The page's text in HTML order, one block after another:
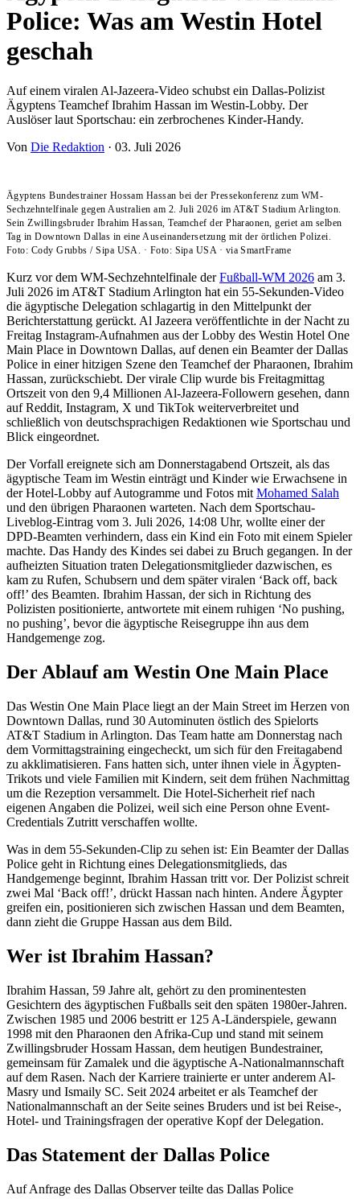
Police: Was am Westin Hotel
geschah
Auf einem viralen Al-Jazeera-Video schubst ein Dallas-Polizist
Ägyptens Teamchef Ibrahim Hassan im Westin-Lobby. Der
Auslöser laut Sportschau: ein zerbrochenes Kinder-Handy.
Von Die Redaktion · 03. Juli 2026
Ägyptens Bundestrainer Hossam Hassan bei der Pressekonferenz zum WM-
Sechzehntelfinale gegen Australien am 2. Juli 2026 im AT&T Stadium Arlington.
Sein Zwillingsbruder Ibrahim Hassan, Teamchef der Pharaonen, geriet am selben
Tag in Downtown Dallas in eine Auseinandersetzung mit der örtlichen Polizei.
Foto: Cody Grubbs / Sipa USA. · Foto: Sipa USA · via SmartFrame
Kurz vor dem WM-Sechzehntelfinale derFußball-WM 2026 am 3.
Juli 2026 im AT&T Stadium Arlington hat ein 55-Sekunden-Video
die ägyptische Delegation schlagartig in den Mittelpunkt der
Berichterstattung gerückt. Al Jazeera veröffentlichte in der Nacht zu
Freitag Instagram-Aufnahmen aus der Lobby des Westin Hotel One
Main Place in Downtown Dallas, auf denen ein Beamter der Dallas
Police in einer hitzigen Szene den Teamchef der Pharaonen, Ibrahim
Hassan, zurückschiebt. Der virale Clip wurde bis Freitagmittag
Ortszeit von den 9,4 Millionen Al-Jazeera-Followern gesehen, dann
auf Reddit, Instagram, X und TikTok weiterverbreitet und
schließlich von deutschsprachigen Redaktionen wie Sportschau und
Blick eingeordnet.
Der Vorfall ereignete sich am Donnerstagabend Ortszeit, als das
ägyptische Team im Westin einträgt und Kinder wie Erwachsene in
der Hotel-Lobby auf Autogramme und Fotos mitMohamed Salah
und den übrigen Pharaonen warteten. Nach dem Sportschau-
Liveblog-Eintrag vom 3. Juli 2026, 14:08 Uhr, wollte einer der
DPD-Beamten verhindern, dass ein Kind ein Foto mit einem Spieler
machte. Das Handy des Kindes sei dabei zu Bruch gegangen. In der
aufheizten Situation traten Delegationsmitglieder dazwischen, es
kam zu Rufen, Schubsern und dem später viralen ‘Back off, back
off!’ des Beamten. Ibrahim Hassan, der sich in Richtung des
Polizisten positionierte, antwortete mit einem ruhigen ‘No pushing,
no pushing’, bevor die ägyptische Reisegruppe ihn aus dem
Handgemenge zog.
Der Ablauf am Westin One Main Place
Das Westin One Main Place liegt an der Main Street im Herzen von
Downtown Dallas, rund 30 Autominuten östlich des Spielorts
AT&T Stadium in Arlington. Das Team hatte am Donnerstag nach
dem Vormittagstraining eingecheckt, um sich für den Freitagabend
zu akklimatisieren. Fans hatten sich, unter ihnen viele in Ägypten-
Trikots und viele Familien mit Kindern, seit dem frühen Nachmittag
um die Rezeption versammelt. Die Hotel-Sicherheit rief nach
eigenen Angaben die Polizei, weil sich eine Person ohne Event-
Credentials Zutritt verschaffen wollte.
Was in dem 55-Sekunden-Clip zu sehen ist: Ein Beamter der Dallas
Police geht in Richtung eines Delegationsmitglieds, das
Handgemenge beginnt, Ibrahim Hassan tritt vor. Der Polizist schreit
zwei Mal ‘Back off!’, drückt Hassan nach hinten. Andere Ägypter
greifen ein, positionieren sich zwischen Hassan und dem Beamten,
dann zieht die Gruppe Hassan aus dem Bild.
Wer ist Ibrahim Hassan?
Ibrahim Hassan, 59 Jahre alt, gehört zu den prominentesten
Gesichtern des ägyptischen Fußballs seit den späten 1980er-Jahren.
Zwischen 1985 und 2006 bestritt er 125 A-Länderspiele, gewann
1998 mit den Pharaonen den Afrika-Cup und stand mit seinem
Zwillingsbruder Hossam Hassan, dem heutigen Bundestrainer,
gemeinsam für Zamalek und die ägyptische A-Nationalmannschaft
auf dem Rasen. Nach der Karriere trainierte er unter anderem Al-
Masry und Ismaily SC. Seit 2024 arbeitet er als Teamchef der
Nationalmannschaft an der Seite seines Bruders und ist bei Reise-,
Hotel- und Trainingsfragen der operative Kopf der Delegation.
Das Statement der Dallas Police
Auf Anfrage des Dallas Observer teilte das Dallas Police